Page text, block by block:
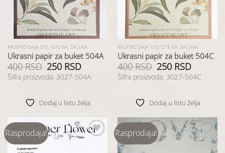
RASPRODAJA DO ISTEKA ZALIHA
Ukrasni papir za buket 504A
400RSD Originalna
cena
je
250 RSDTrenutna
je:
Šifra proizvoda: 3027-504A
Dodaj u listu želja
RASPRODAJA DO ISTEKA ZALIHA
Ukrasni papir za buket 504C
400RSD Originalna
cena
je
250 RSDTrenutna
je:
Šifra proizvoda: 3027-504C
Dodaj u listu želja
Rasprodaja! Rasprodaja!